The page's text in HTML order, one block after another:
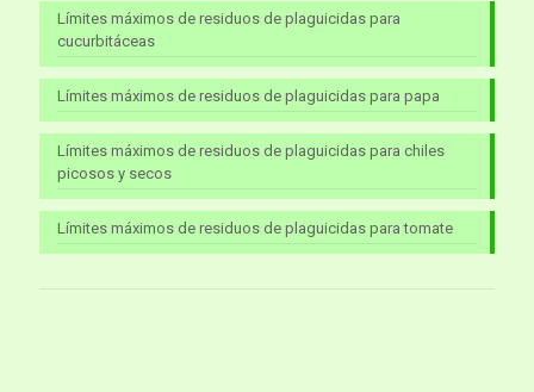
Límites máximos de residuos de plaguicidas para
cucurbitáceas
Límites máximos de residuos de plaguicidas para papa
Límites máximos de residuos de plaguicidas para chiles
picosos y secos
Límites máximos de residuos de plaguicidas para tomate